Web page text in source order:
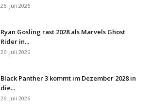
26. Juli 2026
Ryan Gosling rast 2028 als Marvels Ghost
Rider in...
26. Juli 2026
Black Panther 3 kommt im Dezember 2028 in
die...
26. Juli 2026